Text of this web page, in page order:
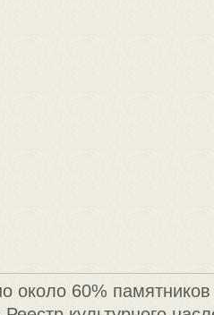
около 60%